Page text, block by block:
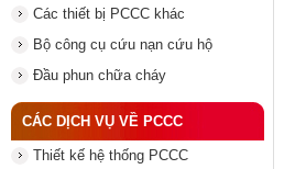
Các thiết bị PCCC khác
Bộ công cụ cứu nạn cứu hộ
Đầu phun chữa cháy
CÁC DỊCH VỤ VỀ PCCC
Thiết kế hệ thống PCCC